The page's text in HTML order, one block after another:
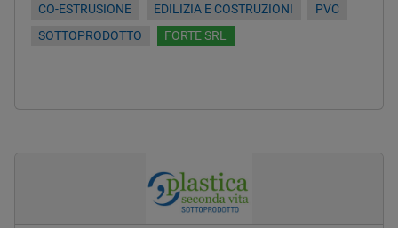
CO-ESTRUSIONE EDILIZIA E COSTRUZIONI
PVC
SOTTOPRODOTTO
FORTE SRL